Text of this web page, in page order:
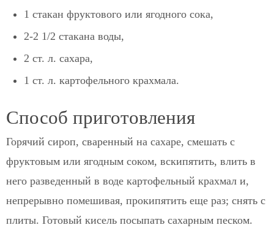
1 стакан фруктового или ягодного сока,
2-2 1/2 стакана воды,
2 ст. л. сахара,
1 ст. л. картофельного крахмала.
Способ приготовления
Горячий сироп, сваренный на сахаре, смешать с
фруктовым или ягодным соком, вскипятить, влить в
него разведенный в воде картофельный крахмал и,
непрерывно помешивая, прокипятить еще раз; снять с
плиты. Готовый кисель посыпать сахарным песком.